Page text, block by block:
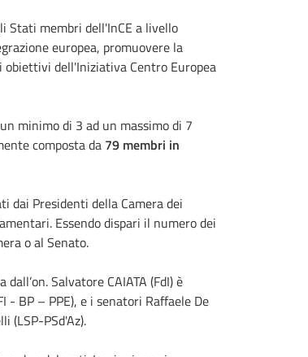
Stati membri dell'InCE a livello
europea, promuovere la
obiettivi dell'Iniziativa Centro Europea
minimo di 3 ad un massimo di 7
composta da 79 membri in
dai Presidenti della Camera dei
Essendo dispari il numero dei
o al Senato.
dall’on. Salvatore CAIATA (FdI) è
- BP – PPE), e i senatori Raffaele De
(LSP-PSd'Az).